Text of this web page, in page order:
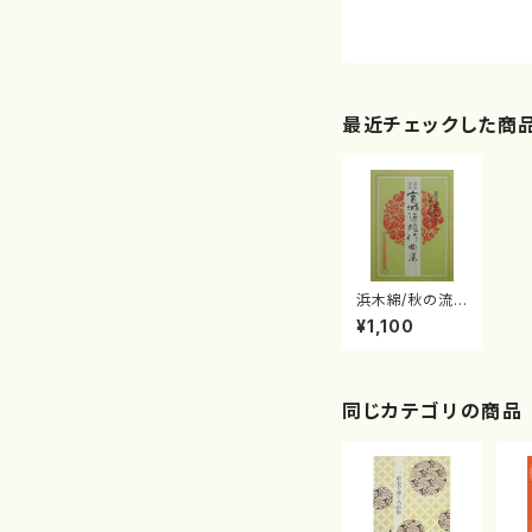
最近チェックした商
浜木綿/秋の流
れ/さくら(/宮城
道雄/楽譜）
¥1,100
同じカテゴリの商品